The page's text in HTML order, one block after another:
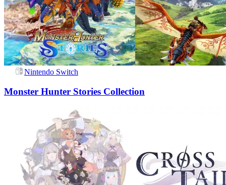
Nintendo Switch
Monster Hunter Stories Collection